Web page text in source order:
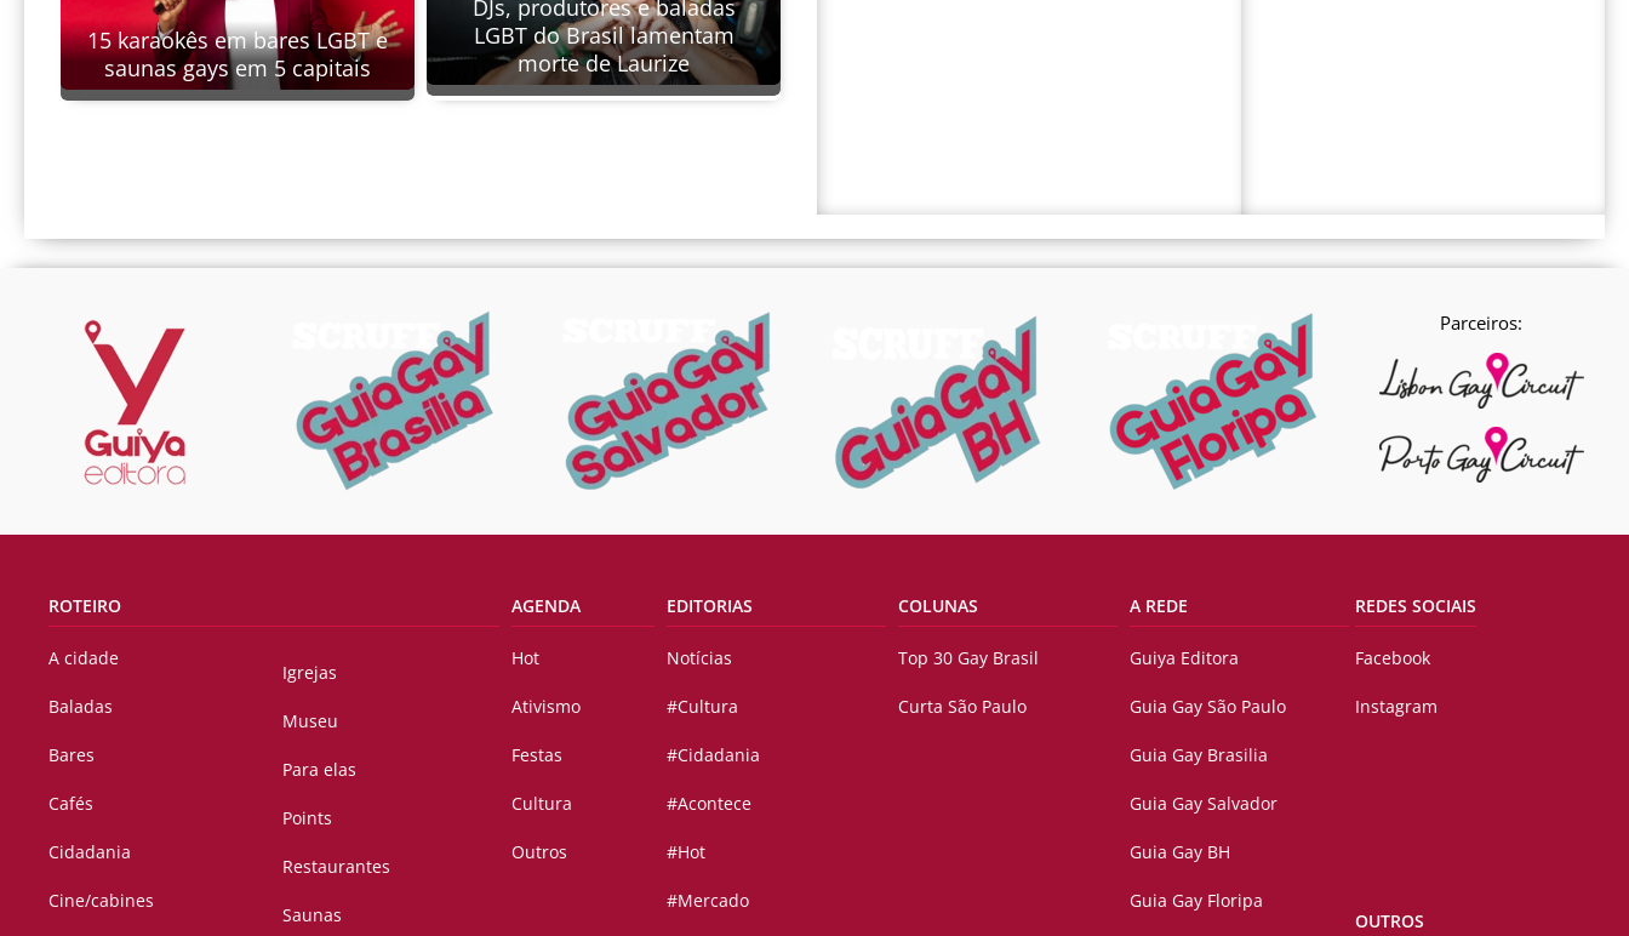
15 karaokês em bares LGBT e
saunas gays em 5 capitais
DJs, produtores e baladas
LGBT do Brasil lamentam
morte de Laurize
Parceiros:
ROTEIRO
A cidade
Baladas
Bares
Cafés
Cidadania
Cine/cabines
Igrejas
Museu
Para elas
Points
Restaurantes
Saunas
AGENDA
Hot
Ativismo
Festas
Cultura
Outros
EDITORIAS
Notícias
#Cultura
#Cidadania
#Acontece
#Hot
#Mercado
COLUNAS
Top 30 Gay Brasil
Curta São Paulo
A REDE
Guiya Editora
Guia Gay São Paulo
Guia Gay Brasilia
Guia Gay Salvador
Guia Gay BH
Guia Gay Floripa
REDES SOCIAIS
Facebook
Instagram
OUTROS